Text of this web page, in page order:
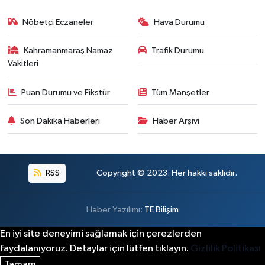
Nöbetçi Eczaneler Hava Durumu
Kahramanmaraş Namaz
Vakitleri
Trafik Durumu
Puan Durumu ve Fikstür Tüm Manşetler
Son Dakika Haberleri Haber Arşivi
RSS Copyright © 2023. Her hakkı saklıdır.
Haber Yazılımı: TE Bilişim
En iyi site deneyimi sağlamak için çerezlerden
faydalanıyoruz. Detaylar için lütfen tıklayın. Gizlilik Politikası